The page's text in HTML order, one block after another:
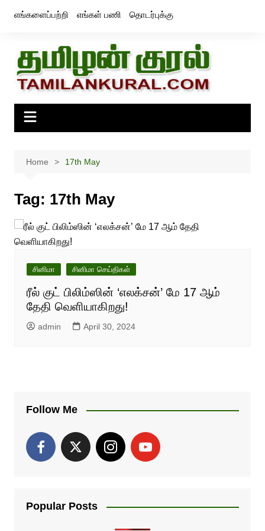
எங்களைப்பற்றி எங்கள் பணி தொடர்புக்கு
Home 17th May
Tag: 17th May
சினிமா சினிமா செய்திகள்
ரீல் குட் பிலிம்ஸின் ‘எலக்சன்’ மே 17 ஆம்
தேதி வெளியாகிறது!
admin April 30, 2024
Follow Me
Popular Posts